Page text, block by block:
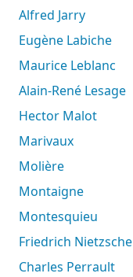
Alfred Jarry
Eugène Labiche
Maurice Leblanc
Alain-René Lesage
Hector Malot
Marivaux
Molière
Montaigne
Montesquieu
Friedrich Nietzsche
Charles Perrault